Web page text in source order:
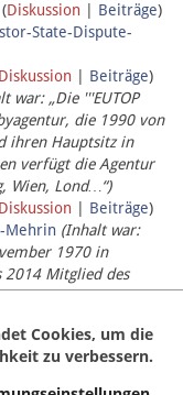
(Diskussion Beiträge)
State-Dispute-
Diskussion Beiträge)
war: „Die '''EUTOP
die 1990 von
ihren Hauptsitz in
verfügt die Agentur
Wien, Lond…“)
Diskussion Beiträge)
Mehrin (Inhalt war:
1970 in
2014 Mitglied des
2014 ist sie für
Cookies, um die
zu verbessern.